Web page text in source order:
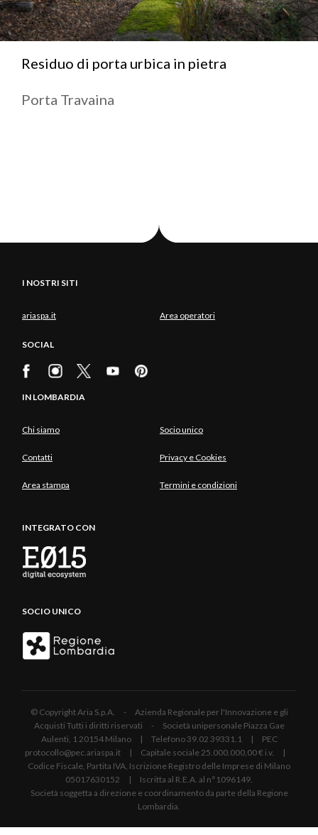
Residuo di porta urbica in pietra
Porta Travaina
I NOSTRI SITI
ariaspa.it Area operatori
SOCIAL
IN LOMBARDIA
Chi siamo Socio unico
Contatti Privacy e Cookies
Area stampa Termini e condizioni
INTEGRATO CON
SOCIO UNICO
© Copyright Aria S.p.A. - Azienda Regionale per l'Innovazione e gli
Acquisti Tutti i diritti riservati - Società unipersonale Piazza Gae
Aulenti, 1 20154 Milano | Telefono 39.02 39331.1 | PEC
protocollo@pec.ariaspa.it | Capitale sociale 25.000.000,00 € i.v. |
Codice Fiscale, Partita IVA, Iscrizione Registro delle Imprese di Milano
05017630152 | Iscritta al R.E.A. al n°1096149.
Società soggetta a direzione e coordinamento da parte della Regione
Lombardia.